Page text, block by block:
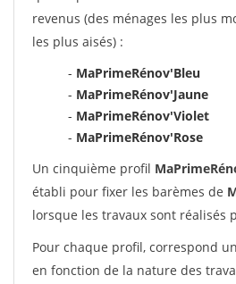
revenus (des ménages les plus
les plus aisés) :
- MaPrimeRénov'Bleu
- MaPrimeRénov'Jaune
- MaPrimeRénov'Violet
- MaPrimeRénov'Rose
Un cinquième profil
établi pour fixer les barèmes de
lorsque les travaux sont réalisés
Pour chaque profil, correspond
en fonction de la nature des